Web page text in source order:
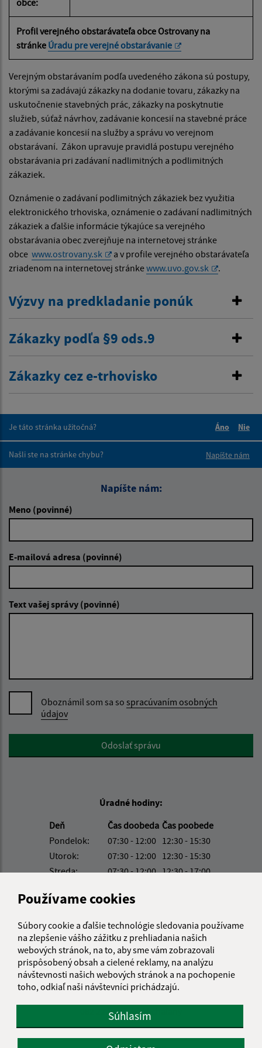
Používame cookies
Súbory cookie a ďalšie technológie sledovania používame
na zlepšenie vášho zážitku z prehliadania našich
webových stránok, na to, aby sme vám zobrazovali
prispôsobený obsah a cielené reklamy, na analýzu
návštevnosti našich webových stránok a na pochopenie
toho, odkiaľ naši návštevníci prichádzajú.
Súhlasím
Profil verejného obstarávateľa obce Ostrovany na
stránke Úradu pre verejné obstarávanie
Verejným obstarávaním podľa uvedeného zákona sú postupy,
ktorými sa zadávajú zákazky na dodanie tovaru, zákazky na
uskutočnenie stavebných prác, zákazky na poskytnutie
služieb, súťaž návrhov, zadávanie koncesií na stavebné práce
a zadávanie koncesií na služby a správu vo verejnom
obstarávaní. Zákon upravuje pravidlá postupu verejného
obstarávania pri zadávaní nadlimitných a podlimitných
zákaziek.
Oznámenie o zadávaní podlimitných zákaziek bez využitia
elektronického trhoviska, oznámenie o zadávaní nadlimitných
zákaziek a ďalšie informácie týkajúce sa verejného
obstarávania obec zverejňuje na internetovej stránke
obce www.ostrovany.sk
a v profile verejného obstarávateľa
zriadenom na internetovej stránkewww.uvo.gov.sk .
Výzvy na predkladanie ponúk
Zákazky podľa §9 ods.9
Zákazky cez e-trhovisko
Je táto stránka užitočná?
Áno
Nie
Našli ste na stránke chybu?
Napíšte nám
Napíšte nám:
Meno (povinné)
E-mailová adresa (povinné)
Text vašej správy (povinné)
Oboznámil som sa so spracúvaním osobných
údajov
Google reCaptcha ResponseOdoslať správu
Úradné hodiny:
Deň
Čas doobeda Čas poobede
Pondelok:
07:30 - 12:00 12:30 - 15:30
Utorok:
07:30 - 12:00 12:30 - 15:30
Streda:
07:30 - 12:00 12:30 - 17:00
Piatok:
07:30 - 12:00
Obedňajšia prestávka:12:00 - 12:30
Kontakt:
Obecný úrad Ostrovany
082 22 Šarišské Michaľany